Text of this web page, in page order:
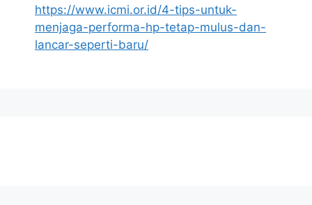
https://www.icmi.or.id/4-tips-untuk-
menjaga-performa-hp-tetap-mulus-dan-
lancar-seperti-baru/